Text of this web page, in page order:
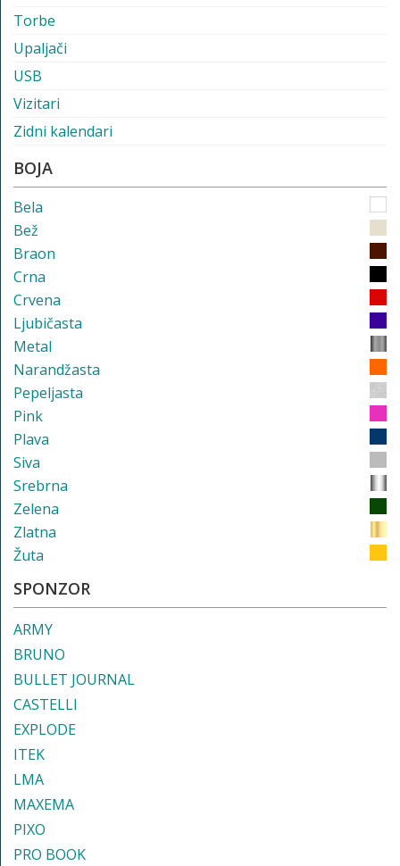
Torbe
Upaljači
USB
Vizitari
Zidni kalendari
BOJA
Bela
Bež
Braon
Crna
Crvena
Ljubičasta
Metal
Narandžasta
Pepeljasta
Pink
Plava
Siva
Srebrna
Zelena
Zlatna
Žuta
SPONZOR
ARMY
BRUNO
BULLET JOURNAL
CASTELLI
EXPLODE
ITEK
LMA
MAXEMA
PIXO
PRO BOOK